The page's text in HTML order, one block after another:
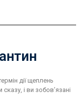
дії щеплень
і ви зобов’язані